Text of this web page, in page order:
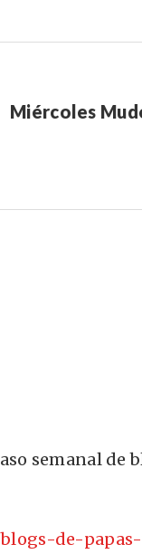
Miércoles
semanal de
de-